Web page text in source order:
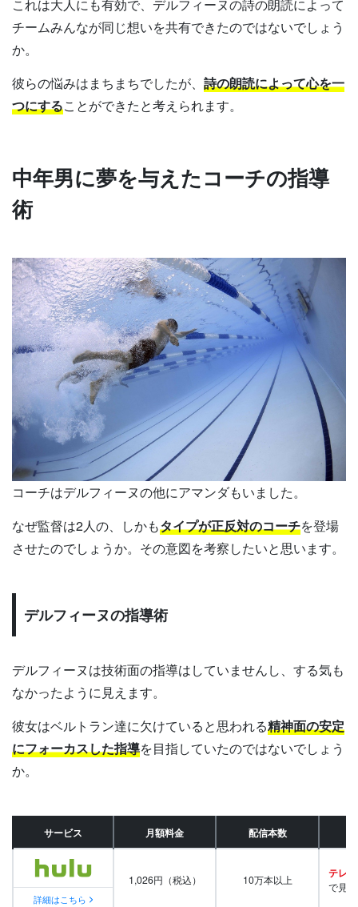
これは大人にも有効で、デルフィーヌの詩の朗読によって
チームみんなが同じ想いを共有できたのではないでしょう
か。
彼らの悩みはまちまちでしたが、 詩の朗読によって心を一
つにすることができたと考えられます。
中年男に夢を与えたコーチの指導
術
コーチはデルフィーヌの他にアマンダもいました。
なぜ監督は2人の、しかもタイプが正反対のコーチを登場
させたのでしょうか。その意図を考察したいと思います。
デルフィーヌの指導術
デルフィーヌは技術面の指導はしていませんし、する気も
なかったように見えます。
彼女はベルトラン達に欠けていると思われる精神面の安定
にフォーカスした指導を目指していたのではないでしょう
か。
サービス 月額料金 配信本数
詳細はこちら
1,026円（税込） 10万本以上 テレビ
で見